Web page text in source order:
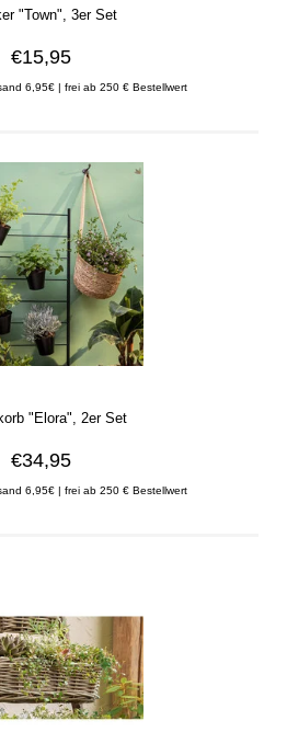
"Town", 3er Set
€15,95
6,95€ | frei ab 250 € Bestellwert
"Elora", 2er Set
€34,95
6,95€ | frei ab 250 € Bestellwert